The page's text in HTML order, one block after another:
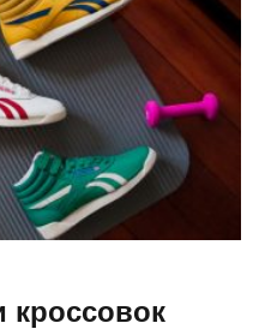
кроссовок